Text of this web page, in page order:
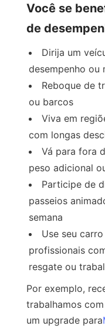
Você se
de
Dirija um
desempenho ou
Reboque de
ou barcos
Viva em
com longas
Vá para fora
peso adicional
Participe de
passeios
semana
Use seu
profissionais
resgate ou
Por exemplo,
trabalhamos
um upgrade para